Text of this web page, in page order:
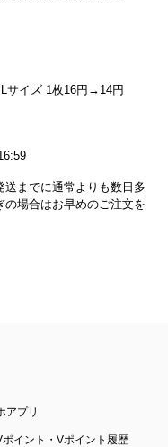
サイズ 1枚16円→14円
までに通常よりも数日多
の場合はお早めのご注文を
アプリ
ポイント・Vポイント履歴